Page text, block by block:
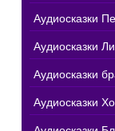
Аудиосказки
Аудиосказки
Аудиосказки
Аудиосказки